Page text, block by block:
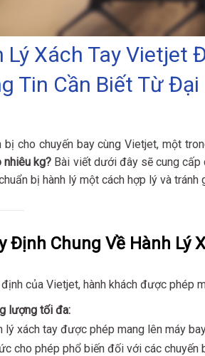
Lý Xách Tay Vietjet
Tin Cần Biết Từ Đại
bị cho chuyến bay cùng Vietjet, một
nhiêu kg? Bài viết dưới đây sẽ cung cấp
bị hành lý một cách hợp lý và
Định Chung Về Hành Lý
của Vietjet, hành khách được phép
lượng tối đa:
lý xách tay được phép mang lên máy
cho phép phổ biến đối với các chuyến